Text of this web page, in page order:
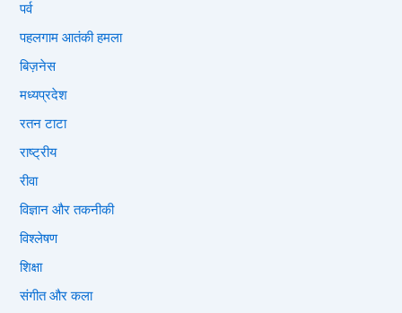
पर्व
पहलगाम आतंकी हमला
बिज़नेस
मध्यप्रदेश
रतन टाटा
राष्ट्रीय
रीवा
विज्ञान और तकनीकी
विश्लेषण
शिक्षा
संगीत और कला